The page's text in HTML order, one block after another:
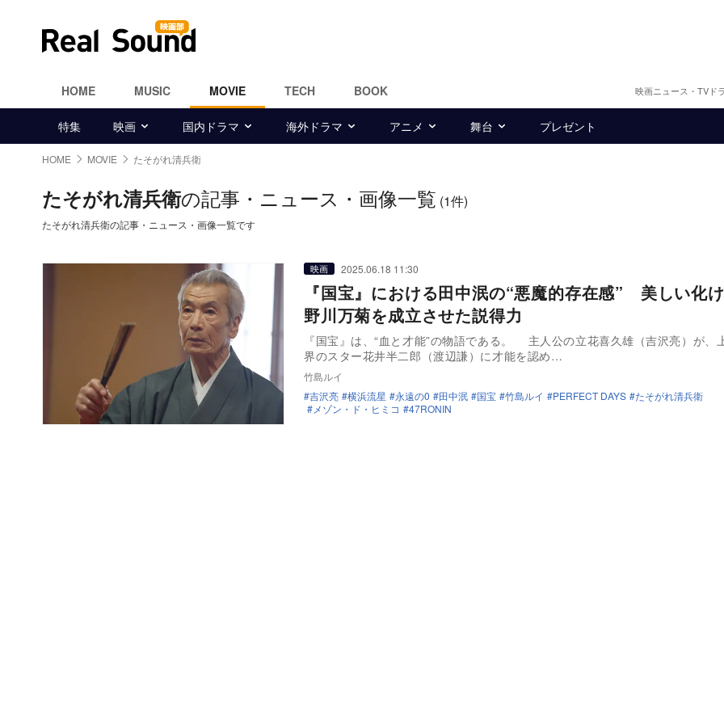
HOME MUSIC MOVIE TECH BOOK 映画ニュース・TVド
特集 映画 国内ドラマ 海外ドラマ アニメ 舞台 プレゼント
HOME MOVIE たそがれ清兵衛
たそがれ清兵衛の記事・ニュース・画像一覧 (1件)
たそがれ清兵衛の記事・ニュース・画像一覧です
映画 2025.06.18 11:30
『国宝』における田中泯の“悪魔的存在感” 美しい化
野川万菊を成立させた説得力
『国宝』は、“血と才能”の物語である。 主人公の立花喜久雄（吉沢亮）が、
界のスター花井半二郎（渡辺謙）に才能を認め…
竹島ルイ
吉沢亮
横浜流星 永遠の0 田中泯 国宝 竹島ルイ PERFECT DAYS
たそがれ清兵衛
メゾン・ド・ヒミコ
47RONIN